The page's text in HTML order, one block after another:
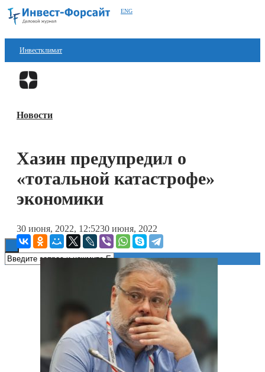
ENG
Инвестклимат
Финансы
Блокчейн
Новости
Хазин предупредил о
«тотальной катастрофе»
экономики
30 июня, 2022, 12:5230 июня, 2022